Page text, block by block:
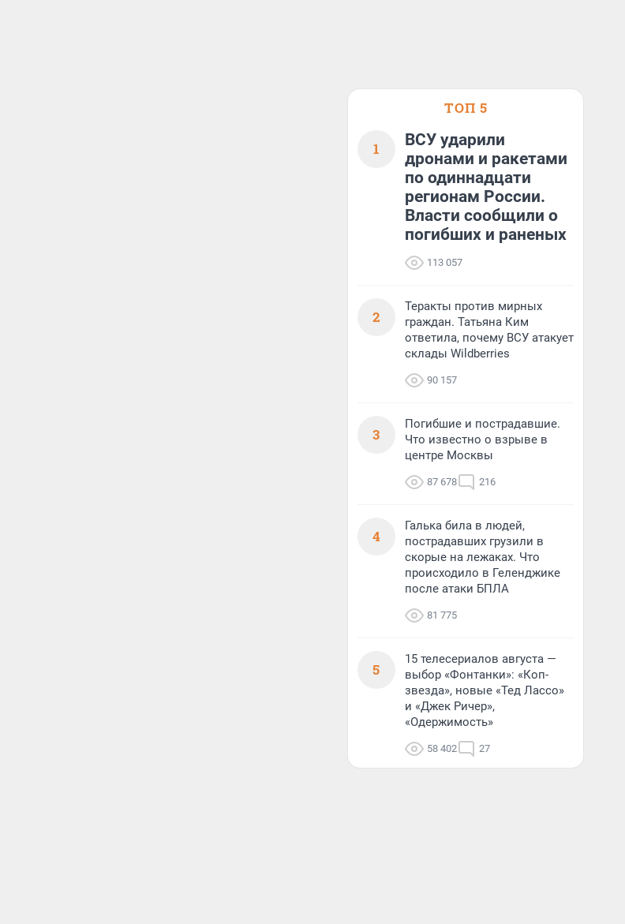
ТОП 5
1
ВСУ ударили
дронами и ракетами
по одиннадцати
регионам России.
Власти сообщили о
погибших и раненых
113 057
2
Теракты против мирных
граждан. Татьяна Ким
ответила, почему ВСУ атакует
склады Wildberries
90 157
3
Погибшие и пострадавшие.
Что известно о взрыве в
центре Москвы
87 678 216
4
Галька била в людей,
пострадавших грузили в
скорые на лежаках. Что
происходило в Геленджике
после атаки БПЛА
81 775
5
15 телесериалов августа —
выбор «Фонтанки»: «Коп-
звезда», новые «Тед Лассо»
и «Джек Ричер»,
«Одержимость»
58 402 27